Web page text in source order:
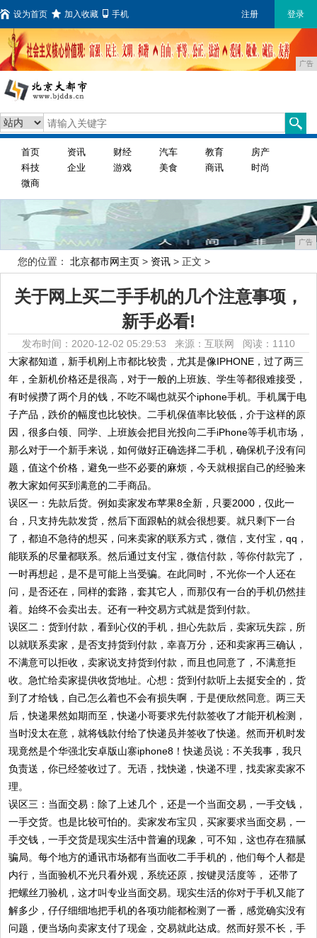
设为首页 加入收藏 手机 注册 登录
广告
首页 资讯 财经 汽车 教育
房产
科技
企业 游戏 美食 商讯
时尚
微商
广告
您的位置： 北京都市网主页 > 资讯 > 正文 >
关于网上买二手手机的几个注意事项，
新手必看!
发布时间：2020-12-02 05:29:53 来源：互联网 阅读：1110
大家都知道，新手机刚上市都比较贵，尤其是像IPHONE，过了两三
年，全新机价格还是很高，对于一般的上班族、学生等都很难接受，
有时候攒了两个月的钱，不吃不喝也就买个iphone手机。手机属于电
子产品，跌价的幅度也比较快。二手机保值率比较低，介于这样的原
因，很多白领、同学、上班族会把目光投向二手iPhone等手机市场，
那么对于一个新手来说，如何做好正确选择二手机，确保机子没有问
题，值这个价格，避免一些不必要的麻烦，今天就根据自己的经验来
教大家如何买到满意的二手商品。
误区一：先款后货。例如卖家发布苹果8全新，只要2000，仅此一
台，只支持先款发货，然后下面跟帖的就会很想要。就只剩下一台
了，都迫不急待的想买，问来卖家的联系方式，微信，支付宝，qq，
能联系的尽量都联系。然后通过支付宝，微信付款，等你付款完了，
一时再想起，是不是可能上当受骗。在此同时，不光你一个人还在
问，是否还在，同样的套路，套其它人，而那仅有一台的手机仍然挂
着。始终不会卖出去。还有一种交易方式就是货到付款。
误区二：货到付款，看到心仪的手机，担心先款后，卖家玩失踪，所
以就联系卖家，是否支持货到付款，幸喜万分，还和卖家再三确认，
不满意可以拒收，卖家说支持货到付款，而且也同意了，不满意拒
收。急忙给卖家提供收货地址。心想：货到付款听上去挺安全的，货
到了才给钱，自己怎么着也不会有损失啊，于是便欣然同意。两三天
后，快递果然如期而至，快递小哥要求先付款签收了才能开机检测，
当时没太在意，就将钱款付给了快递员并签收了快递。然而开机时发
现竟然是个华强北安卓版山寨iphone8！快递员说：不关我事，我只
负责送，你已经签收过了。无语，找快递，快递不理，找卖家卖家不
理。
误区三：当面交易：除了上述几个，还是一个当面交易，一手交钱，
一手交货。也是比较可怕的。卖家发布宝贝，买家要求当面交易，一
手交钱，一手交货是现实生活中普遍的现象，可不知，这也存在猫腻
骗局。每个地方的通讯市场都有当面收二手手机的，他们每个人都是
内行，当面验机不光只看外观，系统还原，按键灵活度等， 还带了
把螺丝刀验机，这才叫专业当面交易。现实生活的你对于手机又能了
解多少，仔仔细细地把手机的各项功能都检测了一番，感觉确实没有
问题，便当场向卖家支付了现金，交易就此达成。然而好景不长，手